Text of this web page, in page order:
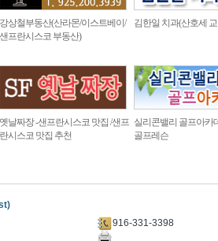
강상철부동산(산라몬/이스트베이/
샌프란시스코 부동산)
김한일 치과(산호세
옛날짜장 -샌프란시스코 맛집 /샌프
란시스코 맛집 추천
실리콘밸리 골프아카
골프레슨
916-331-3398